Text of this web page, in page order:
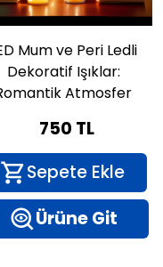
Mum ve Peri Ledli
Dekoratif Işıklar:
Atmosfer
750 TL
Sepete Ekle
Ürüne Git